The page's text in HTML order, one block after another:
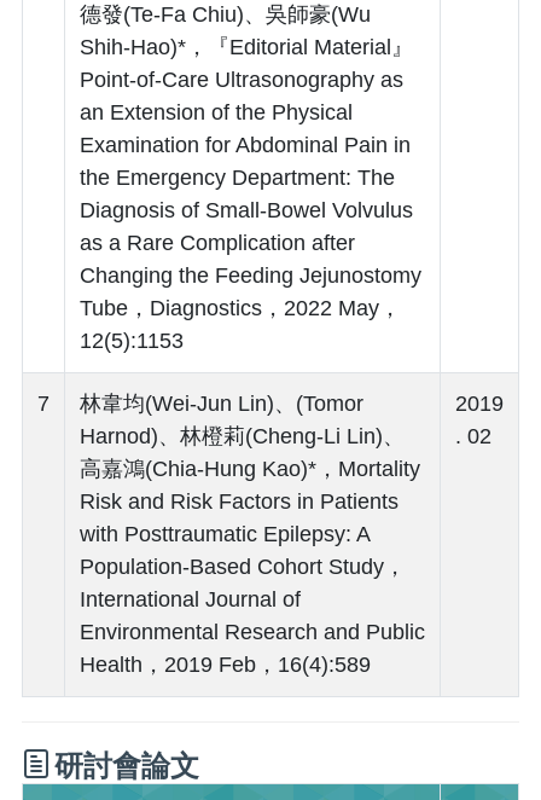
德發(Te-Fa Chiu)、吳師豪(Wu
Shih-Hao)*，『Editorial Material』
Point-of-Care Ultrasonography as
an Extension of the Physical
Examination for Abdominal Pain in
the Emergency Department: The
Diagnosis of Small-Bowel Volvulus
as a Rare Complication after
Changing the Feeding Jejunostomy
Tube，Diagnostics，2022 May，
12(5):1153
7
林韋均(Wei-Jun Lin)、(Tomor
Harnod)、林橙莉(Cheng-Li Lin)、
高嘉鴻(Chia-Hung Kao)*，Mortality
Risk and Risk Factors in Patients
with Posttraumatic Epilepsy: A
Population-Based Cohort Study，
International Journal of
Environmental Research and Public
Health，2019 Feb，16(4):589
2019
. 02
研討會論文